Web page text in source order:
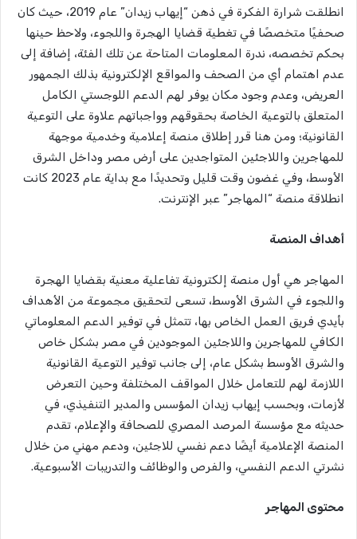
انطلقت شرارة الفكرة في ذهن “إيهاب زيدان” عام 2019، حيث كان
صحفيًا متخصصًا في تغطية قضايا الهجرة واللجوء، ولاحظ حينها
بحكم تخصصه، ندرة المعلومات المتاحة عن تلك الفئة، إضافة إلى
عدم اهتمام أي من الصحف والمواقع الإلكترونية بذلك الجمهور
العريض، وعدم وجود مكان يوفر لهم الدعم اللوجستي الكامل
المتعلق بالتوعية الخاصة بحقوقهم وواجباتهم علاوة على التوعية
القانونية؛ ومن هنا قرر إطلاق منصة إعلامية وخدمية موجهة
للمهاجرين واللاجئين المتواجدين على أرض مصر وداخل الشرق
الأوسط، وفي غضون وقت قليل وتحديدًا مع بداية عام 2023 كانت
انطلاقة منصة “المهاجر” عبر الإنترنت.
أهداف المنصة
المهاجر هي أول منصة إلكترونية تفاعلية معنية بقضايا الهجرة
واللجوء في الشرق الأوسط، تسعى لتحقيق مجموعة من الأهداف
بأيدي فريق العمل الخاص بها، تتمثل في توفير الدعم المعلوماتي
الكافي للمهاجرين واللاجئين الموجودين في مصر بشكل خاص
والشرق الأوسط بشكل عام، إلى جانب توفير التوعية القانونية
اللازمة لهم للتعامل خلال المواقف المختلفة وحين التعرض
لأزمات، وبحسب إيهاب زيدان المؤسس والمدير التنفيذي، في
حديثه مع مؤسسة المرصد المصري للصحافة والإعلام، تقدم
المنصة الإعلامية أيضًا دعم نفسي للاجئين، ودعم مهني من خلال
نشرتي الدعم النفسي، والفرص والوظائف والتدريبات الأسبوعية.
محتوى المهاجر